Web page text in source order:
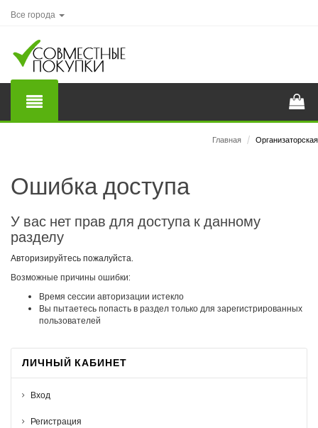
Все города
Главная / Организаторская
Ошибка доступа
У вас нет прав для доступа к данному
разделу
Авторизируйтесь пожалуйста.
Возможные причины ошибки:
Время сессии авторизации истекло
Вы пытаетесь попасть в раздел только для зарегистрированных
пользователей
ЛИЧНЫЙ КАБИНЕТ
Вход
Регистрация